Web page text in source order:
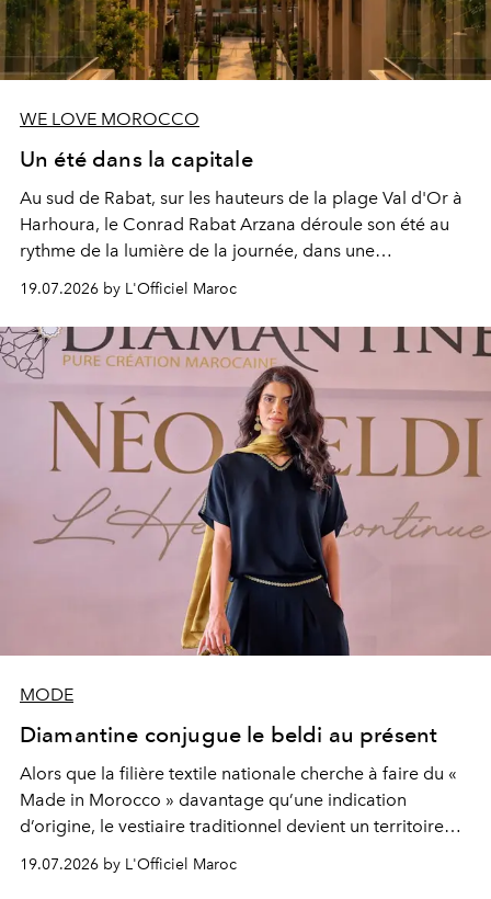
WE LOVE MOROCCO
Un été dans la capitale
Au sud de Rabat, sur les hauteurs de la plage Val d'Or à
Harhoura, le Conrad Rabat Arzana déroule son été au
rythme de la lumière de la journée, dans une
programmation pensée comme une succession de
rendez-vous avec l’océan.
19.07.2026 by L'Officiel Maroc
MODE
Diamantine conjugue le beldi au présent
Alors que la filière textile nationale cherche à faire du «
Made in Morocco » davantage qu’une indication
d’origine, le vestiaire traditionnel devient un territoire
d’expérimentation. Avec Néo Beldi, Diamantine en
révise les proportions et les usages pour l’inscrire dans
19.07.2026 by L'Officiel Maroc